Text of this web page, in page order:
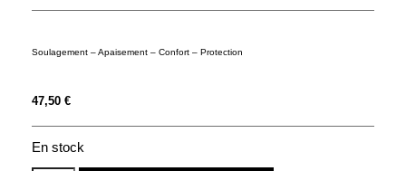
Soulagement – Apaisement – Confort – Protection
47,50 €
En stock